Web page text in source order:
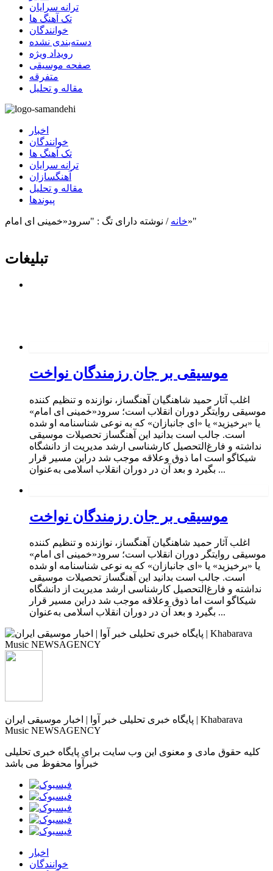
ترانه سرایان
تک آهنگ ها
خوانندگان
دسته‌بندی نشده
رویداد ویژه
صفحه موسیقی
متفرقه
مقاله و تحلیل
اخبار
خوانندگان
تک آهنگ ها
ترانه سرایان
آهنگسازان
مقاله و تحلیل
پیوندها
خانه / نوشته دارای تگ : "سرود«خمینی ای امام»"
تبلیغات
موسیقی بر جان رزمندگان نواخت
اغلب آثار حمید شاهنگیان آهنگساز، نوازنده و تنظیم کننده
موسیقی روایتگر دوران انقلاب است؛ سرود«خمینی ای امام»
یا «برخیزید» یا «ای جانبازان» که به نوعی شناسنامه او شده
است. جالب است بدانید این آهنگساز تحصیلات موسیقی
نداشته و فارغ‌التحصیل کارشناسی ارشد مدیریت از دانشگاه
شیکاگو است اما ذوق وعلاقه موجب شد دراین مسیر قرار
بگیرد و بعد آن در دوران انقلاب اسلامی به‌عنوان ...
موسیقی بر جان رزمندگان نواخت
اغلب آثار حمید شاهنگیان آهنگساز، نوازنده و تنظیم کننده
موسیقی روایتگر دوران انقلاب است؛ سرود«خمینی ای امام»
یا «برخیزید» یا «ای جانبازان» که به نوعی شناسنامه او شده
است. جالب است بدانید این آهنگساز تحصیلات موسیقی
نداشته و فارغ‌التحصیل کارشناسی ارشد مدیریت از دانشگاه
شیکاگو است اما ذوق وعلاقه موجب شد دراین مسیر قرار
بگیرد و بعد آن در دوران انقلاب اسلامی به‌عنوان ...
پایگاه خبری تحلیلی خبر آوا | اخبار موسیقی ایران | Khabarava
Music NEWSAGENCY
کلیه حقوق مادی و معنوی این وب سایت برای پایگاه خبری تحلیلی
خبرآوا محفوظ می باشد
اخبار
خوانندگان